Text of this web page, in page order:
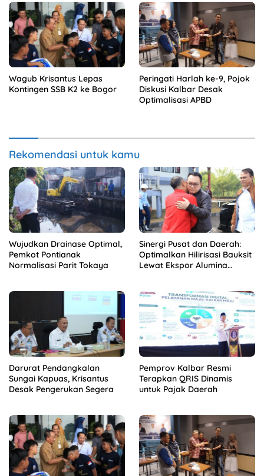
Wagub Krisantus Lepas
Kontingen SSB K2 ke Bogor
Peringati Harlah ke-9, Pojok
Diskusi Kalbar Desak
Optimalisasi APBD
Rekomendasi untuk kamu
Wujudkan Drainase Optimal,
Pemkot Pontianak
Normalisasi Parit Tokaya
Sinergi Pusat dan Daerah:
Optimalkan Hilirisasi Bauksit
Lewat Ekspor Alumina
Darurat Pendangkalan
Sungai Kapuas, Krisantus
Desak Pengerukan Segera
Pemprov Kalbar Resmi
Terapkan QRIS Dinamis
untuk Pajak Daerah